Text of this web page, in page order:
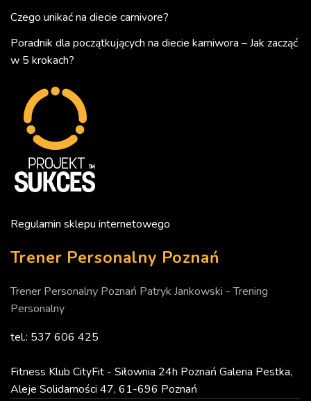
Czego unikać na diecie carnivore?
Poradnik dla początkujących na diecie karniwora – Jak zacząć
w 5 krokach?
Regulamin sklepu internetowego
Trener Personalny Poznań
Trener Personalny Poznań Patryk Jankowski - Trening
Personalny
tel.: 537 606 425
Fitness Klub CityFit - Siłownia 24h Poznań Galeria Pestka,
Aleje Solidarności 47, 61-696 Poznań